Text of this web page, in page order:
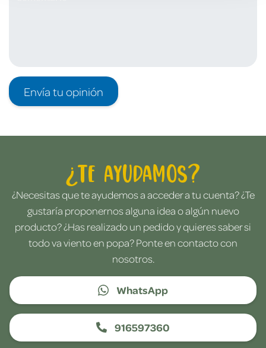
Envía tu opinión
¿Te ayudamos?
¿Necesitas que te ayudemos a acceder a tu cuenta? ¿Te
gustaría proponernos alguna idea o algún nuevo
producto? ¿Has realizado un pedido y quieres saber si
todo va viento en popa? Ponte en contacto con
nosotros.
WhatsApp
916597360